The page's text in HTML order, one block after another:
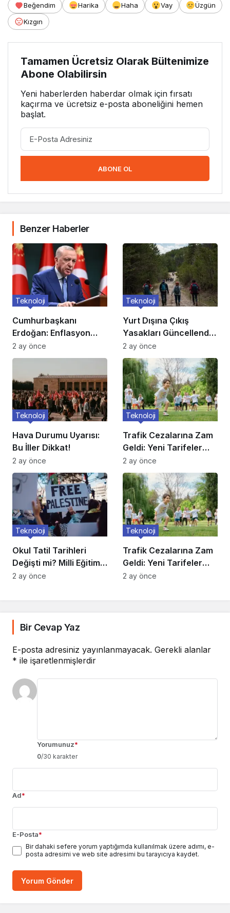
Beğendim Harika Haha Vay
Üzgün
Kızgın
Tamamen Ücretsiz Olarak Bültenimize
Abone Olabilirsin
Yeni haberlerden haberdar olmak için fırsatı
kaçırma ve ücretsiz e-posta aboneliğini hemen
başlat.
ABONE OL
Benzer Haberler
Cumhurbaşkanı
Erdoğan: Enflasyon
verileri umutlarımızı
artırdı
Teknoloji
2 ay önce
Yurt Dışına Çıkış
Yasakları Güncellendi:
Kimler Etkileniyor?
Teknoloji
2 ay önce
Hava Durumu Uyarısı:
Bu İller Dikkat!
Teknoloji
2 ay önce
Trafik Cezalarına Zam
Geldi: Yeni Tarifeler
Belli Oldu
Teknoloji
2 ay önce
Okul Tatil Tarihleri
Değişti mi? Milli Eğitim
Açıkladı
Teknoloji
2 ay önce
Trafik Cezalarına Zam
Geldi: Yeni Tarifeler
Belli Oldu
Teknoloji
2 ay önce
Bir Cevap Yaz
E-posta adresiniz yayınlanmayacak. Gerekli alanlar
* ile işaretlenmişlerdir
Yorumunuz*
0/30 karakter
Ad*
E-Posta*
Bir dahaki sefere yorum yaptığımda kullanılmak üzere adımı, e-
posta adresimi ve web site adresimi bu tarayıcıya kaydet.
Yorum Gönder